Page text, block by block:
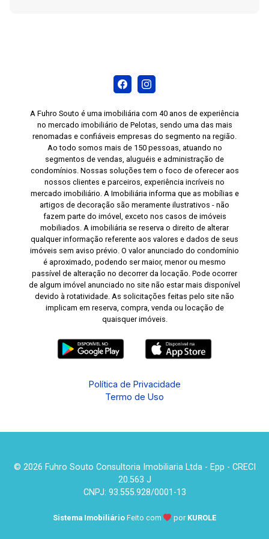
A Fuhro Souto é uma imobiliária com 40 anos de experiência
no mercado imobiliário de Pelotas, sendo uma das mais
renomadas e confiáveis empresas do segmento na região.
Ao todo somos mais de 150 pessoas, atuando no
segmentos de vendas, aluguéis e administração de
condomínios. Nossas soluções tem o foco de oferecer aos
nossos clientes e parceiros, experiência incríveis no
mercado imobiliário. A Imobiliária informa que as mobílias e
artigos de decoração são meramente ilustrativos - não
fazem parte do imóvel, exceto nos casos de imóveis
mobiliados. A imobiliária se reserva o direito de alterar
qualquer informação referente aos valores e dados de seus
imóveis sem aviso prévio. O valor anunciado do condomínio
é aproximado, podendo ser maior, menor ou mesmo
passível de alteração no decorrer da locação. Pode ocorrer
de algum imóvel anunciado no site não estar mais disponível
devido à rotatividade. As solicitações feitas pelo site não
implicam em reserva, compra, venda ou locação de
quaisquer imóveis.
Política de Privacidade
Termo de Uso
© 2026 Fuhro Souto Consultoria Imobiliaria Ltda - Epp - CRECI
20.563 J
CNPJ: 93.555.928/0001-13
Sistema Imobiliário Feito com por KUROLE